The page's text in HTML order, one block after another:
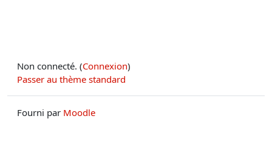
Non connecté. (Connexion)
Passer au thème standard
Fourni par Moodle